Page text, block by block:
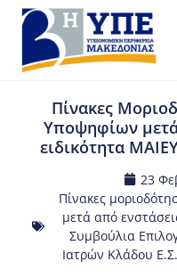
Πίνακες
Υποψηφίων μετά
ειδικότητα
23
Πίνακες
μετά από
Συμβούλια
Ιατρών Κλάδου